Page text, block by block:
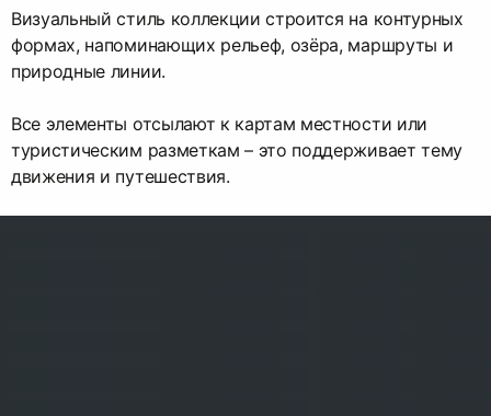
Визуальный стиль коллекции строится на контурных
формах, напоминающих рельеф, озёра, маршруты и
природные линии.
Все элементы отсылают к картам местности или
туристическим разметкам – это поддерживает тему
движения и путешествия.